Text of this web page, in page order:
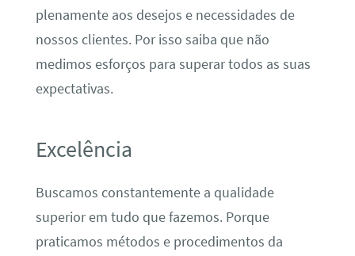
plenamente aos desejos e necessidades de
nossos clientes. Por isso saiba que não
medimos esforços para superar todos as suas
expectativas.
Excelência
Buscamos constantemente a qualidade
superior em tudo que fazemos. Porque
praticamos métodos e procedimentos da